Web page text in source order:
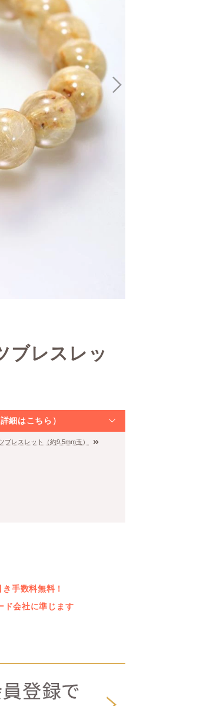
ブレスレッ
細はこちら）
レスレット（約9.5mm玉）
手数料無料！
ド会社に準じます